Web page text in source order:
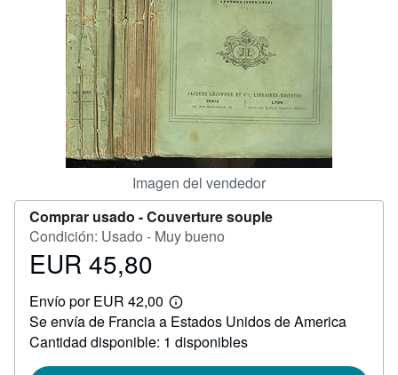
CERRAR
Imagen del vendedor
Comprar usado -Couverture souple
Condición: Usado - Muy bueno
Precio
45,80
EUR 45,80
Envío por EUR 42,00
Más
información
sobre
las
Se envía de Francia a Estados Unidos de America
Cantidad disponible: 1 disponibles